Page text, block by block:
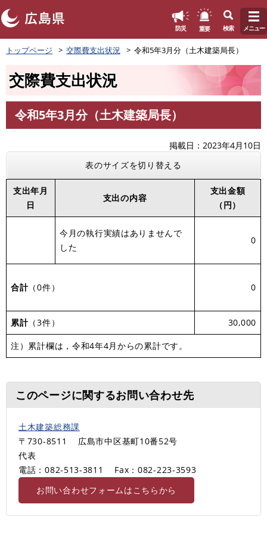
ペ
ー
頭
す
防災 重要 検索 メニュー
トップページ 交際費支出状況 令和5年3月分（土木建築局長）
交際費支出状況
文
令和5年3月分（土木建築局長）
掲載日
2023年4月10日
表のサイズを切り替える
支出年月
日
支出の内容
支出金額
（円）
今月の執行実績はありませんで
した
0
合計（0件） 0
累計（3件） 30,000
注）累計欄は，令和4年4月からの累計です。
このページに関するお問い合わせ先
土木建築総務課
〒730-8511
広島市中区基町10番52号
代表
電話：082-513-3811
Fax：082-223-3593
お問い合わせフォームはこちらから